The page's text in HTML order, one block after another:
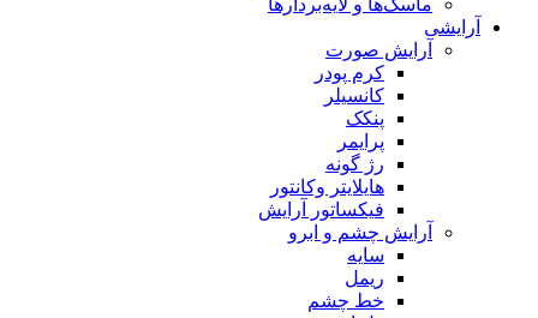
ماسک‌ها و لایه‌بردارها
آرایشی
آرایش صورت
کرم پودر
کانسیلر
پنکک
پرایمر
رژ گونه
هایلایتر وکانتور
فیکساتور آرایش
آرایش چشم و ابرو
سایه
ریمل
خط چشم